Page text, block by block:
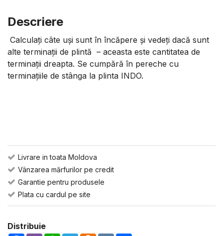
Descriere
Calculați câte uși sunt în încăpere și vedeți dacă sunt
alte terminații de plintă – aceasta este cantitatea de
terminații dreapta. Se cumpără în pereche cu
terminațiile de stânga la plinta INDO.
Livrare in toata Moldova
Vânzarea mărfurilor pe credit
Garantie pentru produsele
Plata cu cardul pe site
Distribuie